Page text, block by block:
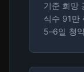
기준 희망
식수 91만
5–6일 청